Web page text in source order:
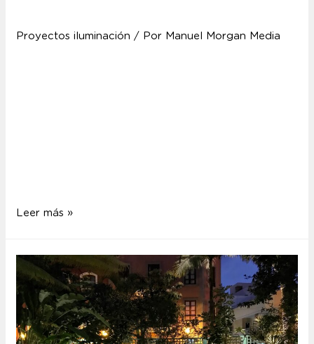
Proyectos iluminación / Por Manuel Morgan Media
Leer más »